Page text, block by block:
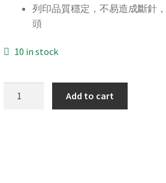
列印品質穩定，不易造成斷針
頭
10 in stock
Add to cart